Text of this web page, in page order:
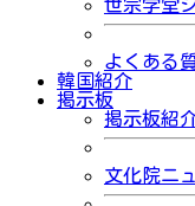
世宗学堂
よくある
韓国紹介
掲示板
掲示板紹
文化院ニ